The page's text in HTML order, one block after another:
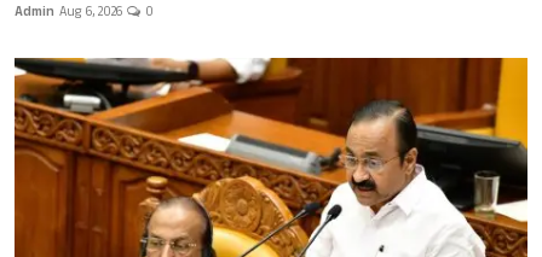
Admin Aug 6, 2026 0